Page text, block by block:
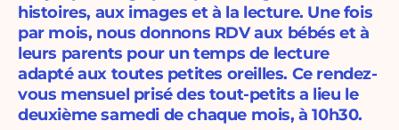
histoires, aux images et à la lecture. Une fois
par mois, nous donnons RDV aux bébés et à
leurs parents pour un temps de lecture
adapté aux toutes petites oreilles. Ce rendez-
vous mensuel prisé des tout-petits a lieu le
deuxième samedi de chaque mois, à 10h30.